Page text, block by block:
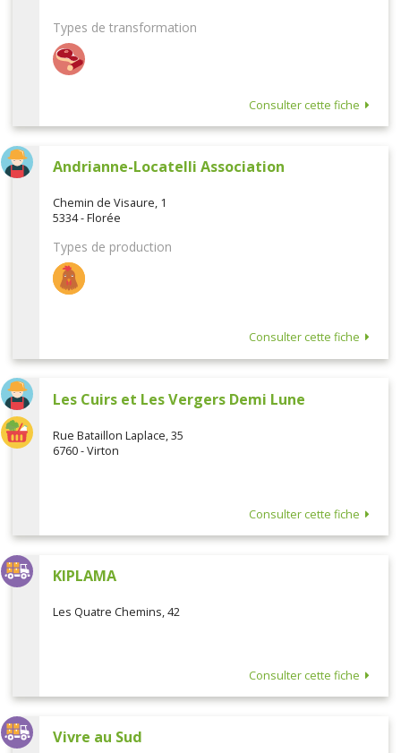
Types de transformation
Consulter cette fiche
Andrianne-Locatelli Association
Chemin de Visaure, 1
5334 - Florée
Types de production
Consulter cette fiche
Les Cuirs et Les Vergers Demi Lune
Rue Bataillon Laplace, 35
6760 - Virton
Consulter cette fiche
KIPLAMA
Les Quatre Chemins, 42
Consulter cette fiche
Vivre au Sud